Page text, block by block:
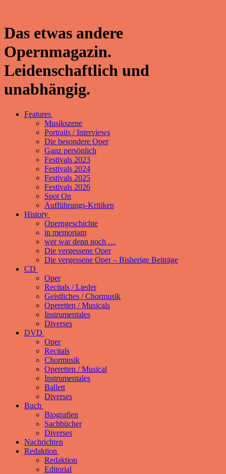
Das etwas andere
Opernmagazin.
Leidenschaftlich und
unabhängig.
Features
Musikszene
Portraits / Interviews
Die besondere Oper
Ganz persönlich
Festivals 2023
Festivals 2024
Festivals 2025
Festivals 2026
Spot On
Aufführungs-Kritiken
History
Operngeschichte
in memoriam
wer war denn noch …
Die vergessene Oper
Die vergessene Oper – Bisherige Beiträge
CD
Oper
Recitals / Lieder
Geistliches / Chormusik
Operetten / Musicals
Instrumentales
Diverses
DVD
Oper
Recitals
Chormusik
Operetten / Musical
Instrumentales
Ballett
Diverses
Buch
Biografien
Sachbücher
Diverses
Nachrichten
Redaktion
Redaktion
Editorial